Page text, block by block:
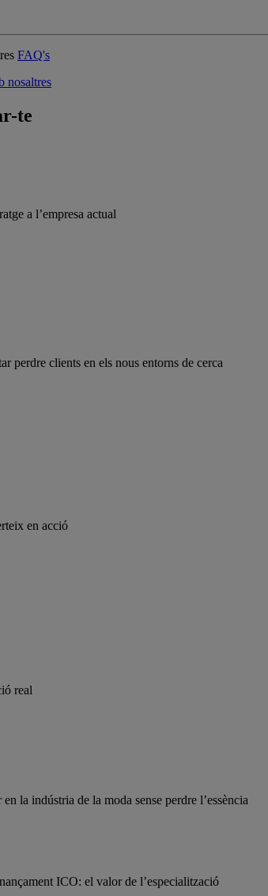
FAQ's
nosaltres
te
a l’empresa actual
perdre clients en els nous entorns de cerca
en acció
real
la indústria de la moda sense perdre l’essència
ICO: el valor de l’especialització